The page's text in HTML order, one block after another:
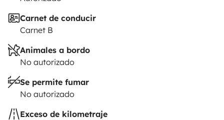
Carnet de conducir
Carnet B
Animales a bordo
No autorizado
Se permite fumar
No autorizado
Exceso de kilometraje